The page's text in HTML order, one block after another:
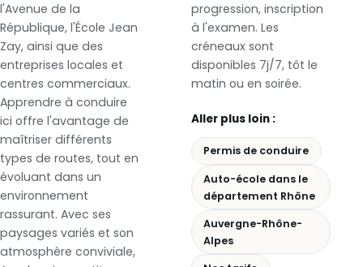
l'Avenue de la
République, l'École Jean
Zay, ainsi que des
entreprises locales et
centres commerciaux.
Apprendre à conduire
ici offre l'avantage de
maîtriser différents
types de routes, tout en
évoluant dans un
environnement
rassurant. Avec ses
paysages variés et son
atmosphère conviviale,
progression, inscription
à l'examen. Les
créneaux sont
disponibles 7j/7, tôt le
matin ou en soirée.
Aller plus loin :
Permis de conduire
Auto-école dans le
département Rhône
Auvergne-Rhône-
Alpes